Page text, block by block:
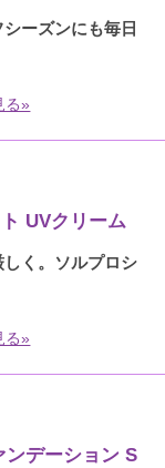
ーズンにも毎日
る»
UVクリーム
く。ソルプロシ
る»
ンデーション S